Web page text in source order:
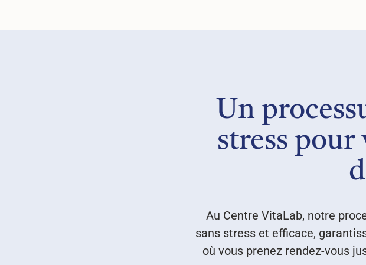
Un
stress
Au Centre VitaLab, notre
sans stress et efficace,
où vous prenez rendez-vous